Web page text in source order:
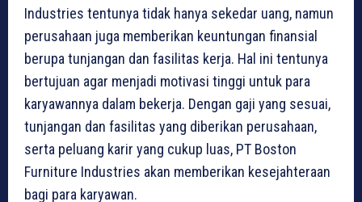
Industries tentunya tidak hanya sekedar uang, namun
perusahaan juga memberikan keuntungan finansial
berupa tunjangan dan fasilitas kerja. Hal ini tentunya
bertujuan agar menjadi motivasi tinggi untuk para
karyawannya dalam bekerja. Dengan gaji yang sesuai,
tunjangan dan fasilitas yang diberikan perusahaan,
serta peluang karir yang cukup luas, PT Boston
Furniture Industries akan memberikan kesejahteraan
bagi para karyawan.